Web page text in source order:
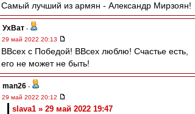
Самый лучший из армян - Александр Мирзоян!
УхВат -
29 май 2022 20:13
ВВсех с Победой! ВВсех люблю! Счастье есть,
его не может не быть!
man26 -
29 май 2022 20:12
slava1 » 29 май 2022 19:47